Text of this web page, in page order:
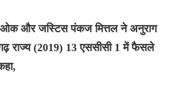
और जस्टिस पंकज मित्तल ने अनुराग
राज्य (2019) 13 एससीसी 1 में फैसले